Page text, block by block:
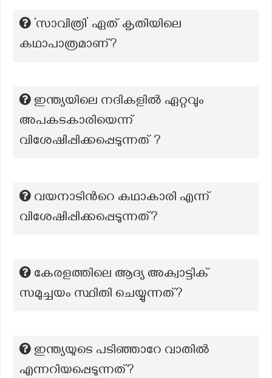
‘സാവിത്രി’ ഏത് കൃതിയിലെ
കഥാപാത്രമാണ്?
ഇന്ത്യയിലെ നദികളിൽ ഏറ്റവും
അപകടകാരിയെന്ന്
വിശേഷിപ്പിക്കപ്പെടുന്നത് ?
വയനാടിന്‍റെ കഥാകാരി എന്ന്
വിശേഷിപ്പിക്കപ്പെടുന്നത്?
കേരളത്തിലെ ആദ്യ അക്വാട്ടിക്
സമുച്ചയം സ്ഥിതി ചെയ്യുന്നത്?
ഇന്ത്യയുടെ പടിഞ്ഞാറേ വാതില്‍
എന്നറിയപ്പെടുന്നത്‍?